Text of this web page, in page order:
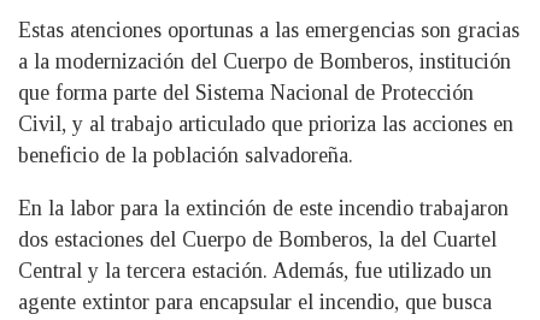
Estas atenciones oportunas a las emergencias son gracias
a la modernización del Cuerpo de Bomberos, institución
que forma parte del Sistema Nacional de Protección
Civil, y al trabajo articulado que prioriza las acciones en
beneficio de la población salvadoreña.
En la labor para la extinción de este incendio trabajaron
dos estaciones del Cuerpo de Bomberos, la del Cuartel
Central y la tercera estación. Además, fue utilizado un
agente extintor para encapsular el incendio, que busca